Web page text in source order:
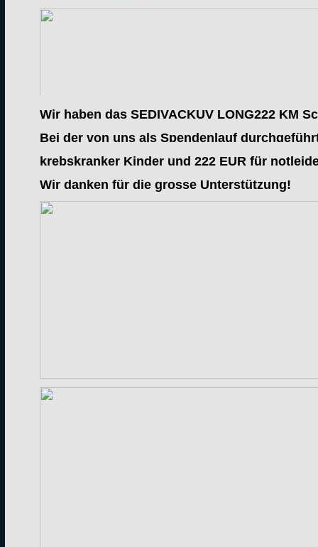
Wir haben das SEDIVACKUV LONG222 KM
Bei der von uns als Spendenlauf
krebskranker Kinder und 222 EUR für
Wir danken für die grosse Unterstützung!